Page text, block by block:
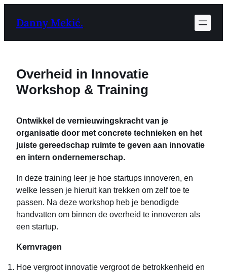
naarDanny Mekić.
Overheid in Innovatie
Workshop & Training
Ontwikkel de vernieuwingskracht van je
organisatie door met concrete technieken en het
juiste gereedschap ruimte te geven aan innovatie
en intern ondernemerschap.
In deze training leer je hoe startups innoveren, en
welke lessen je hieruit kan trekken om zelf toe te
passen. Na deze workshop heb je benodigde
handvatten om binnen de overheid te innoveren als
een startup.
Kernvragen
Hoe vergroot innovatie vergroot de betrokkenheid en